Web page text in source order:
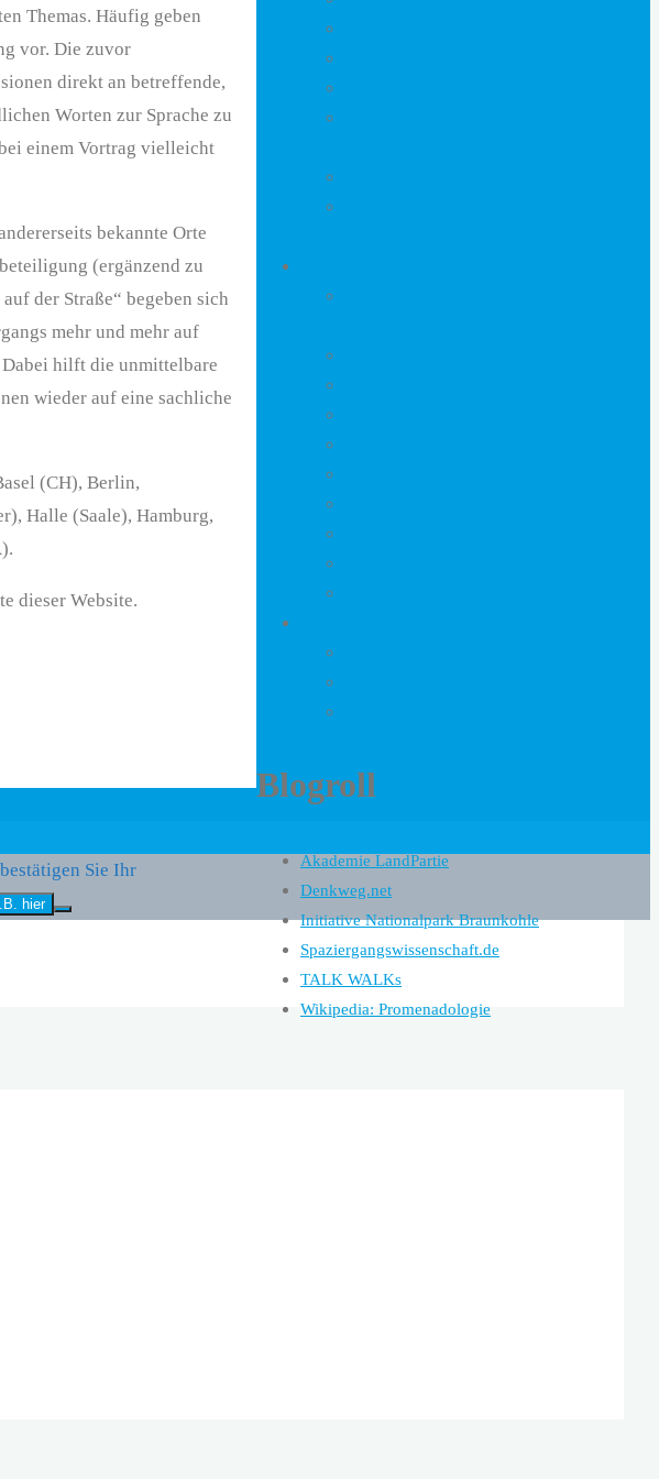
Themas. Häufig geben
vor. Die zuvor
direkt an betreffende,
Worten zur Sprache zu
einem Vortrag vielleicht
bekannte Orte
(ergänzend zu
der Straße“ begeben sich
mehr und mehr auf
hilft die unmittelbare
wieder auf eine sachliche
(CH), Berlin,
Halle (Saale), Hamburg,
dieser Website.
Blogroll
Akademie LandPartie
Denkweg.net
Initiative Nationalpark Braunkohle
Spaziergangswissenschaft.de
TALK WALKs
Wikipedia: Promenadologie
Sie Ihr
hier